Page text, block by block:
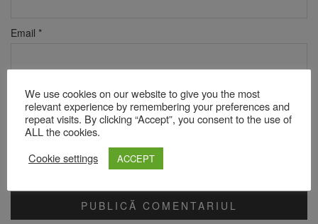
Email *
Site web
Verificare anti-robot
Click pentru a începe verificarea
We use cookies on our website to give you the most
relevant experience by remembering your preferences and
repeat visits. By clicking “Accept”, you consent to the use of
ALL the cookies.
Cookie settings
ACCEPT